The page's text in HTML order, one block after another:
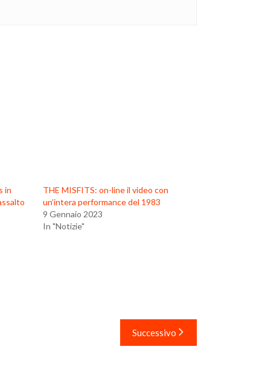
in
THE MISFITS: on-line il video con
un’intera performance del 1983
9 Gennaio 2023
In "Notizie"
Successivo